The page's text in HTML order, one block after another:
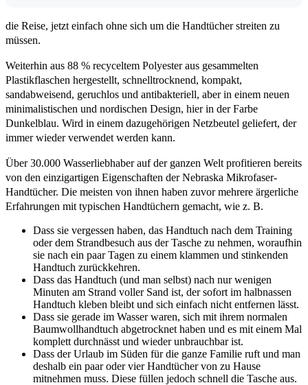
die Reise, jetzt einfach ohne sich um die Handtücher streiten zu
müssen.
Weiterhin aus 88 % recyceltem Polyester aus gesammelten
Plastikflaschen hergestellt, schnelltrocknend, kompakt,
sandabweisend, geruchlos und antibakteriell, aber in einem neuen
minimalistischen und nordischen Design, hier in der Farbe
Dunkelblau. Wird in einem dazugehörigen Netzbeutel geliefert, der
immer wieder verwendet werden kann.
Über 30.000 Wasserliebhaber auf der ganzen Welt profitieren bereits
von den einzigartigen Eigenschaften der Nebraska Mikrofaser-
Handtücher. Die meisten von ihnen haben zuvor mehrere ärgerliche
Erfahrungen mit typischen Handtüchern gemacht, wie z. B.
Dass sie vergessen haben, das Handtuch nach dem Training
oder dem Strandbesuch aus der Tasche zu nehmen, woraufhin
sie nach ein paar Tagen zu einem klammen und stinkenden
Handtuch zurückkehren.
Dass das Handtuch (und man selbst) nach nur wenigen
Minuten am Strand voller Sand ist, der sofort im halbnassen
Handtuch kleben bleibt und sich einfach nicht entfernen lässt.
Dass sie gerade im Wasser waren, sich mit ihrem normalen
Baumwollhandtuch abgetrocknet haben und es mit einem Mal
komplett durchnässt und wieder unbrauchbar ist.
Dass der Urlaub im Süden für die ganze Familie ruft und man
deshalb ein paar oder vier Handtücher von zu Hause
mitnehmen muss. Diese füllen jedoch schnell die Tasche aus.